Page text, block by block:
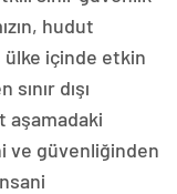
hudut
ülke içinde etkin
dışı
aşamadaki
ve güvenliğinden